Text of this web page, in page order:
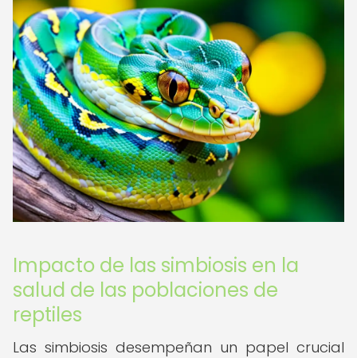
Impacto de las simbiosis en la
salud de las poblaciones de
reptiles
Las simbiosis desempeñan un papel crucial